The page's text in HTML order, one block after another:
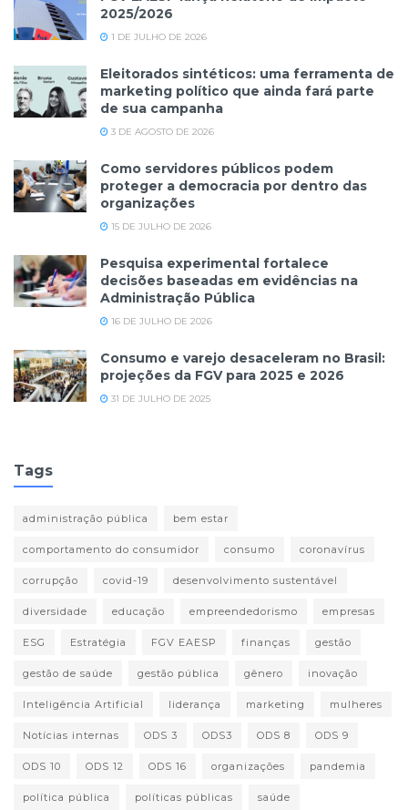
2025/2026
1 DE JULHO DE 2026
Eleitorados sintéticos: uma ferramenta de
marketing político que ainda fará parte
de sua campanha
3 DE AGOSTO DE 2026
Como servidores públicos podem
proteger a democracia por dentro das
organizações
15 DE JULHO DE 2026
Pesquisa experimental fortalece
decisões baseadas em evidências na
Administração Pública
16 DE JULHO DE 2026
Consumo e varejo desaceleram no Brasil:
projeções da FGV para 2025 e 2026
31 DE JULHO DE 2025
Tags
administração pública bem estar
comportamento do consumidor consumo coronavírus
corrupção covid-19 desenvolvimento sustentável
diversidade educação empreendedorismo empresas
ESG Estratégia FGV EAESP finanças gestão
gestão de saúde gestão pública gênero inovação
Inteligência Artificial liderança marketing mulheres
Notícias internas ODS 3 ODS3 ODS 8 ODS 9
ODS 10 ODS 12 ODS 16 organizações pandemia
política pública políticas públicas saúde